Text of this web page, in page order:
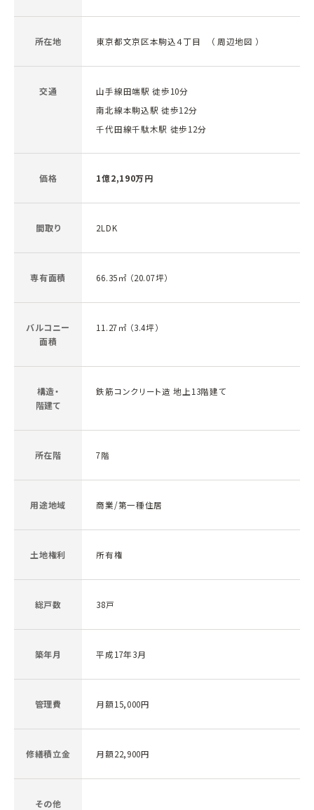
所在地 東京都文京区本駒込４丁目 （ 周辺地図 ）
交通
山手線田端駅 徒歩10分
南北線本駒込駅 徒歩12分
千代田線千駄木駅 徒歩12分
価格 1億2,190万円
間取り 2LDK
専有面積 66.35㎡ （20.07坪）
バルコニー
面積
11.27㎡ （3.4坪）
構造・
階建て
鉄筋コンクリート造 地上13階建て
所在階 7階
用途地域 商業/第一種住居
土地権利 所有権
総戸数 38戸
築年月 平成17年3月
管理費 月額15,000円
修繕積立金 月額22,900円
その他